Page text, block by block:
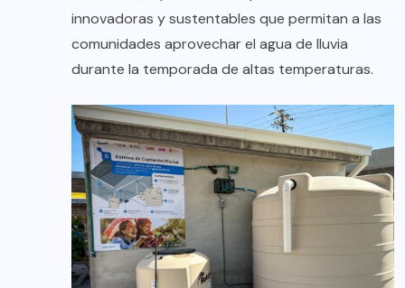
innovadoras y sustentables que permitan a las
comunidades aprovechar el agua de lluvia
durante la temporada de altas temperaturas.